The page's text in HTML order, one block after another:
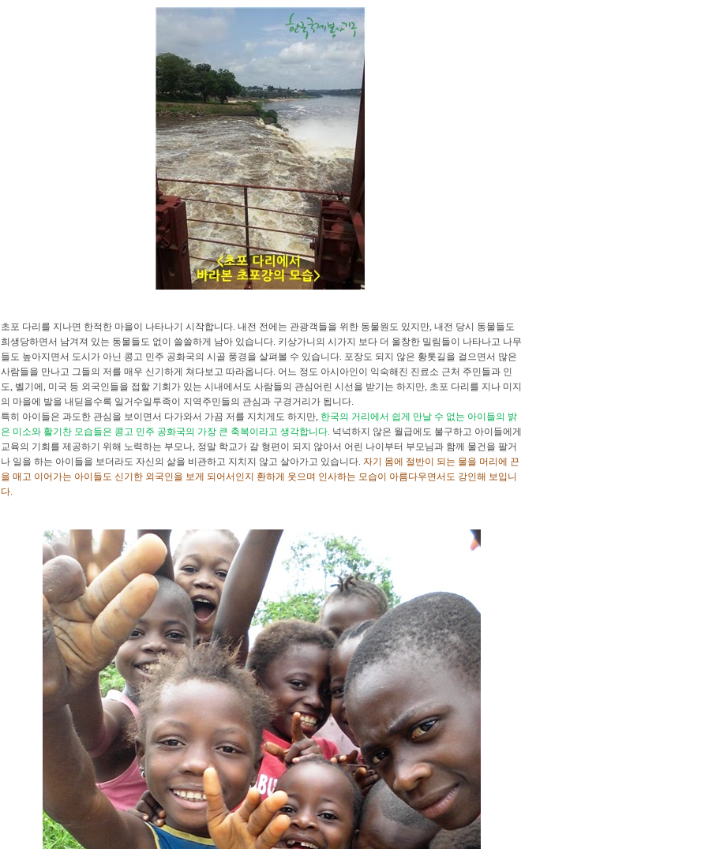
초포 다리를 지나면 한적한 마을이 나타나기 시작합니다. 내전 전에는 관광객들을 위한 동물원도 있지만, 내전 당시 동물들도
희생당하면서 남겨져 있는 동물들도 없이 쓸쓸하게 남아 있습니다. 키상가니의 시가지 보다 더 울창한 밀림들이 나타나고 나무
들도 높아지면서 도시가 아닌 콩고 민주 공화국의 시골 풍경을 살펴볼 수 있습니다. 포장도 되지 않은 황톳길을 걸으면서 많은
사람들을 만나고 그들의 저를 매우 신기하게 쳐다보고 따라옵니다. 어느 정도 아시아인이 익숙해진 진료소 근처 주민들과 인
도, 벨기에, 미국 등 외국인들을 접할 기회가 있는 시내에서도 사람들의 관심어린 시선을 받기는 하지만, 초포 다리를 지나 미지
의 마을에 발을 내딛을수록 일거수일투족이 지역주민들의 관심과 구경거리가 됩니다.
특히 아이들은 과도한 관심을 보이면서 다가와서 가끔 저를 지치게도 하지만, 한국의 거리에서 쉽게 만날 수 없는 아이들의 밝
은 미소와 활기찬 모습들은 콩고 민주 공화국의 가장 큰 축복이라고 생각합니다. 넉넉하지 않은 월급에도 불구하고 아이들에게
교육의 기회를 제공하기 위해 노력하는 부모나, 정말 학교가 갈 형편이 되지 않아서 어린 나이부터 부모님과 함께 물건을 팔거
나 일을 하는 아이들을 보더라도 자신의 삶을 비관하고 지치지 않고 살아가고 있습니다. 자기 몸에 절반이 되는 물을 머리에 끈
을 매고 이어가는 아이들도 신기한 외국인을 보게 되어서인지 환하게 웃으며 인사하는 모습이 아름다우면서도 강인해 보입니
다.